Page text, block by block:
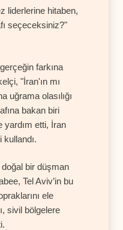
liderlerine hitaben,
seçeceksiniz?"
farkına
"İran'ın mı
uğrama olasılığı
bakan biri
yardım etti, İran
kullandı.
doğal bir düşman
Tel Aviv’in bu
ele
sivil bölgelere